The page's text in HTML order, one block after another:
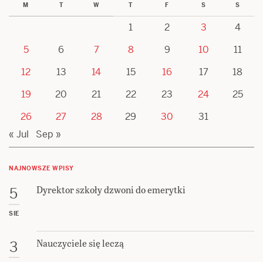
M T W T F S S
1 2 3
4
5
6 7 8 9 10
11
12
13 14 15 16 17
18
19
20 21 22 23 24
25
26
27 28 29 30
31
« Jul
Sep »
NAJNOWSZE WPISY
5
SIE
Dyrektor szkoły dzwoni do emerytki
3 Nauczyciele się leczą